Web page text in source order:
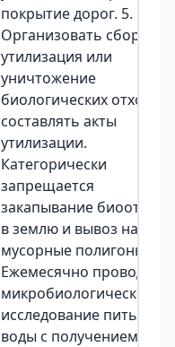
покрытие дорог. 5.
Организовать сбор,
утилизация или
уничтожение
биологических отходов,
составлять акты
утилизации.
Категорически
запрещается
закапывание
в землю и вывоз на
мусорные полигоны. 6.
Ежемесячно проводить
микробиологическое
исследование питьевой
воды с получением